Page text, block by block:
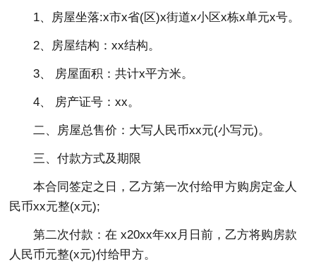
1、房屋坐落:x市x省(区)x街道x小区x栋x单元x号。
2、房屋结构：xx结构。
3、 房屋面积：共计x平方米。
4、 房产证号：xx。
二、房屋总售价：大写人民币xx元(小写元)。
三、付款方式及期限
本合同签定之日，乙方第一次付给甲方购房定金人
民币xx元整(x元);
第二次付款：在 x20xx年xx月日前，乙方将购房款
人民币元整(x元)付给甲方。